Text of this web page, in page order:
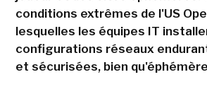
conditions extrêmes de l'US
lesquelles les équipes IT
configurations réseaux
et sécurisées, bien